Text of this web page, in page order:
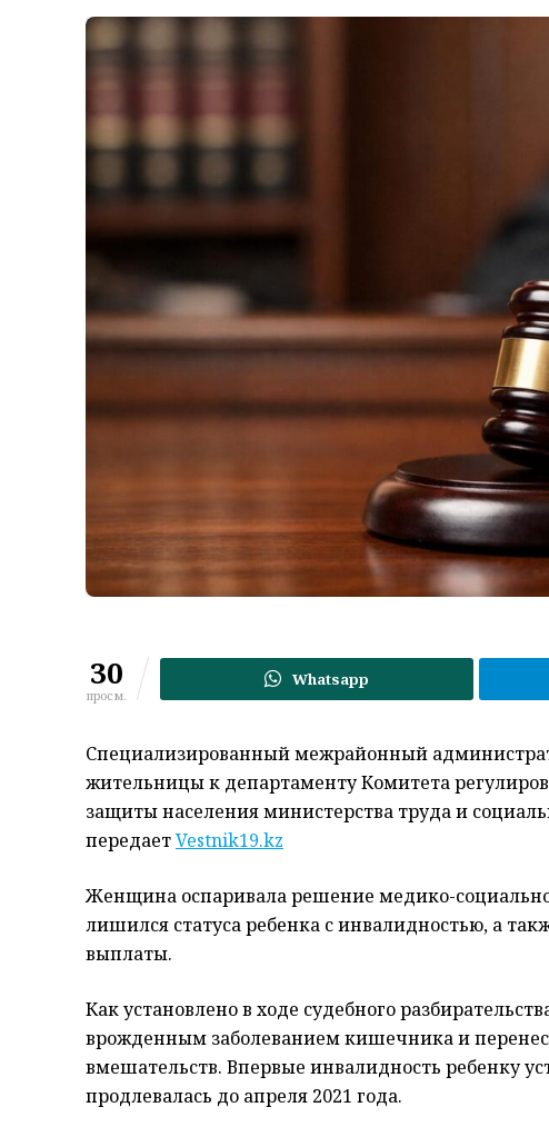
30
просм.
Whatsapp
Специализированный межрайонный
жительницы к департаменту Комитета
защиты населения министерства труда и
передаетVestnik19.kz
Женщина оспаривала решение медико-
лишился статуса ребенка с инвалидностью, а
выплаты.
Как установлено в ходе судебного
врожденным заболеванием кишечника и
вмешательств. Впервые инвалидность ребенку
продлевалась до апреля 2021 года.